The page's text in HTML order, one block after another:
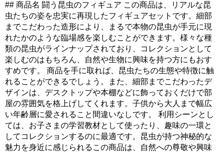
## 商品名 闘う昆虫のフィギュア この商品は、リアルな昆
虫たちの姿を忠実に再現したフィギュアセットです。細部
までこだわった造形により、まるで本物の昆虫が手元に現
れたかのような臨場感を楽しむことができます。様々な種
類の昆虫がラインナップされており、コレクションとして
楽しむのはもちろん、自然や生物に興味を持つ方にもおす
すめです。 商品を手に取れば、昆虫たちの生態や特徴に触
れることができるでしょう。また、細部までこだわったデ
ザインは、デスクトップや本棚などに飾っておくだけで部
屋の雰囲気を格上げしてくれます。子供から大人まで幅広
い年齢層に愛されること間違いなしです。 利用シーンとし
ては、お子さまの学習教材として使ったり、趣味の一環と
してコレクションするのに最適です。昆虫が持つ神秘的な
魅力を身近に感じられるこの商品は、自然への尊敬や興味